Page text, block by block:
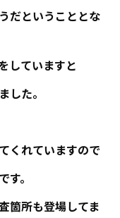
だということとな
していますと
した。
くれていますので
。
箇所も登場してま